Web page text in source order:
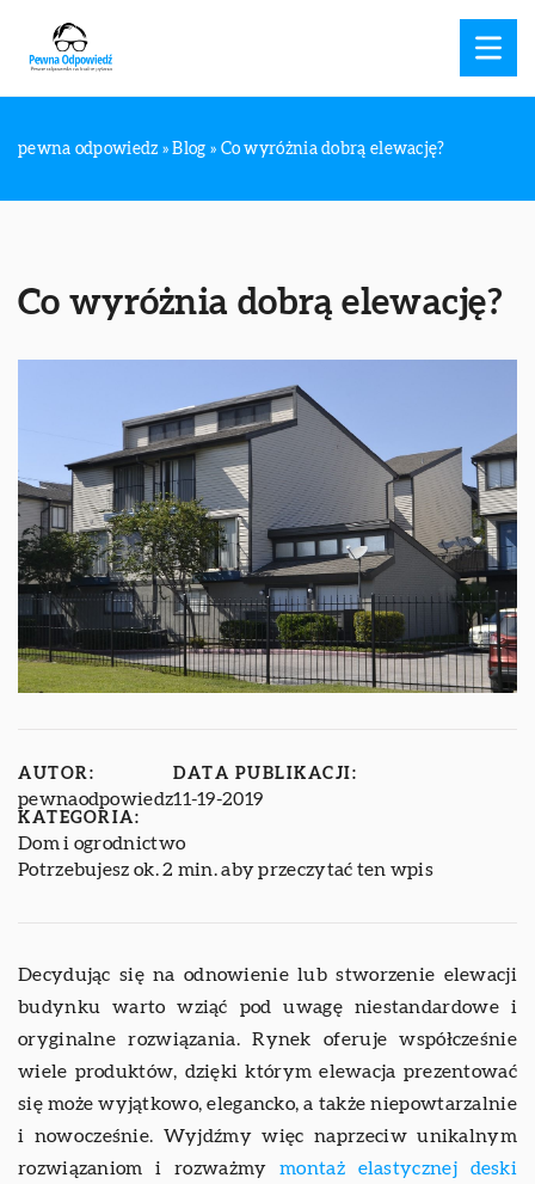
pewna odpowiedz »Blog » Co wyróżnia dobrą elewację?
Co wyróżnia dobrą elewację?
AUTOR:
pewnaodpowiedz
DATA PUBLIKACJI:
11-19-2019
KATEGORIA:
Dom i ogrodnictwo
Potrzebujesz ok. 2 min. aby przeczytać ten wpis
Decydując się na odnowienie lub stworzenie elewacji
budynku warto wziąć pod uwagę niestandardowe i
oryginalne rozwiązania. Rynek oferuje współcześnie
wiele produktów, dzięki którym elewacja prezentować
się może wyjątkowo, elegancko, a także niepowtarzalnie
i nowocześnie. Wyjdźmy więc naprzeciw unikalnym
rozwiązaniom i rozważmymontaż elastycznej deski